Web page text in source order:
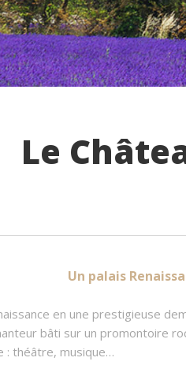
Le
Un palais
en une prestigieuse
bâti sur un
: théâtre, musique…